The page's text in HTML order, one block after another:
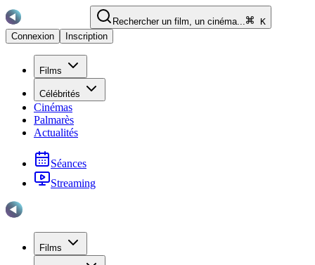
Rechercher un film, un cinéma...
K
Connexion
Inscription
Films
Célébrités
Cinémas
Palmarès
Actualités
Séances
Streaming
Films